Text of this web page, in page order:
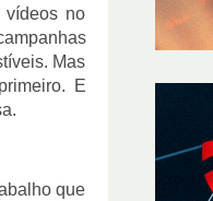
vídeos no
Mas
E
que